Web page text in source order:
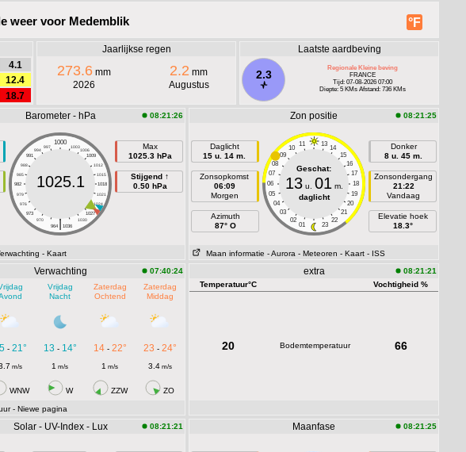
°F
weer voor Medemblik
4.1
12.4
18.7
Jaarlijkse regen
273.6 mm
2026
2.2 mm
Augustus
Laatste aardbeving
2.3
Regionale Kleine beving
FRANCE
Tijd: 07-08-2026 07:00
Diepte: 5 KMs Afstand: 736 KMs
Barometer - hPa 08:21:26
1000
997 1003
994
1006
991
1009
988
1012
985
1015
982
1018
979
1021
976
1024
973
1027
970
1030
|
964 1036
1025.1
Max
1025.3 hPa
Stijgend ↑
0.50 hPa
- Kaart
Zon positie 08:21:25
Daglicht
15 u. 14 m.
Zonsopkomst
06:09
Morgen
Azimuth
87° O
11 13
10
14
09
15
08
16
07
17
06
18
05
19
04
20
03
21
02
22
01 23
Geschat:
13u. 01 m.
daglicht
Donker
8 u. 45 m.
Zonsondergang
21:22
Vandaag
Elevatie hoek
18.3°
Maan informatie - Aurora - Meteoren - Kaart - ISS
Verwachting
07:40:24
Vrijdag
Nacht
Zaterdag
Ochtend
Zaterdag
Middag
- 21° 13 - 14° 14- 22° 23 - 24°
m/s 1 m/s 1 m/s 3.4m/s
WNW W ZZW ZO
- Niewe pagina
extra
08:21:21
Temperatuur°C
Vochtigheid %
20 Bodemtemperatuur 66
Solar - UV-Index - Lux 08:21:21 Maanfase 08:21:25